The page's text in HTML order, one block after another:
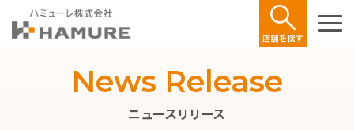
ニュースリリース
News Release